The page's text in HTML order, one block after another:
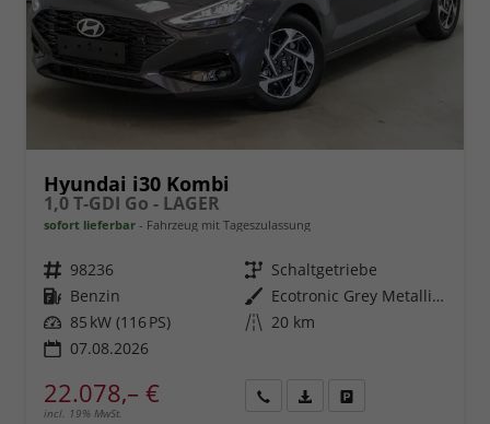
Hyundai i30 Kombi
1,0 T-GDI Go - LAGER
sofort lieferbar Fahrzeug mit Tageszulassung
Fahrzeugnr. 98236 Getriebe Schaltgetriebe
Kraftstoff Benzin Außenfarbe
Ecotronic Grey Metallic ()
Leistung 85 kW (116 PS) Kilometerstand 20 km
07.08.2026
22.078,– €
incl. 19% MwSt.